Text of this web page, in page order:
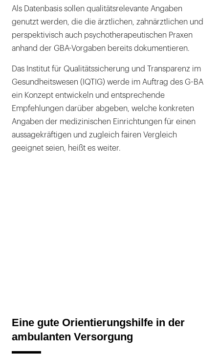
Als Datenbasis sollen qualitätsrelevante Angaben
genutzt werden, die die ärztlichen, zahnärztlichen und
perspektivisch auch psychotherapeutischen Praxen
anhand der GBA-Vorgaben bereits dokumentieren.
Das Institut für Qualitätssicherung und Transparenz im
Gesundheitswesen (IQTIG) werde im Auftrag des G-BA
ein Konzept entwickeln und entsprechende
Empfehlungen darüber abgeben, welche konkreten
Angaben der medizinischen Einrichtungen für einen
aussagekräftigen und zugleich fairen Vergleich
geeignet seien, heißt es weiter.
Eine gute Orientierungshilfe in der
ambulanten Versorgung